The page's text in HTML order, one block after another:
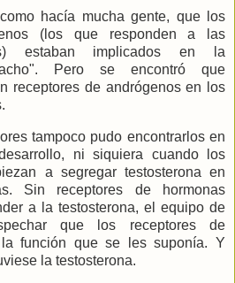
hacía mucha gente, que los
(los que responden a las
estaban implicados en la
Pero se encontró que
receptores de andrógenos en los
tampoco pudo encontrarlos en
ni siquiera cuando los
a segregar testosterona en
Sin receptores de hormonas
a la testosterona, el equipo de
que los receptores de
función que se les suponía. Y
la testosterona.